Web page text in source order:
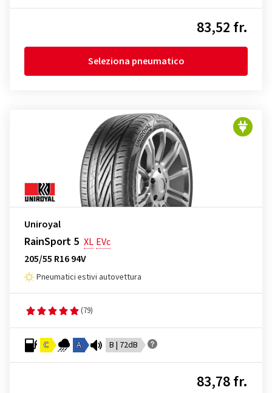
83,52 fr.
Seleziona pneumatico
Uniroyal
RainSport 5 XL EVc
205/55 R16 94V
Pneumatici estivi autovettura
(79)
C A B | 72dB
83,78 fr.